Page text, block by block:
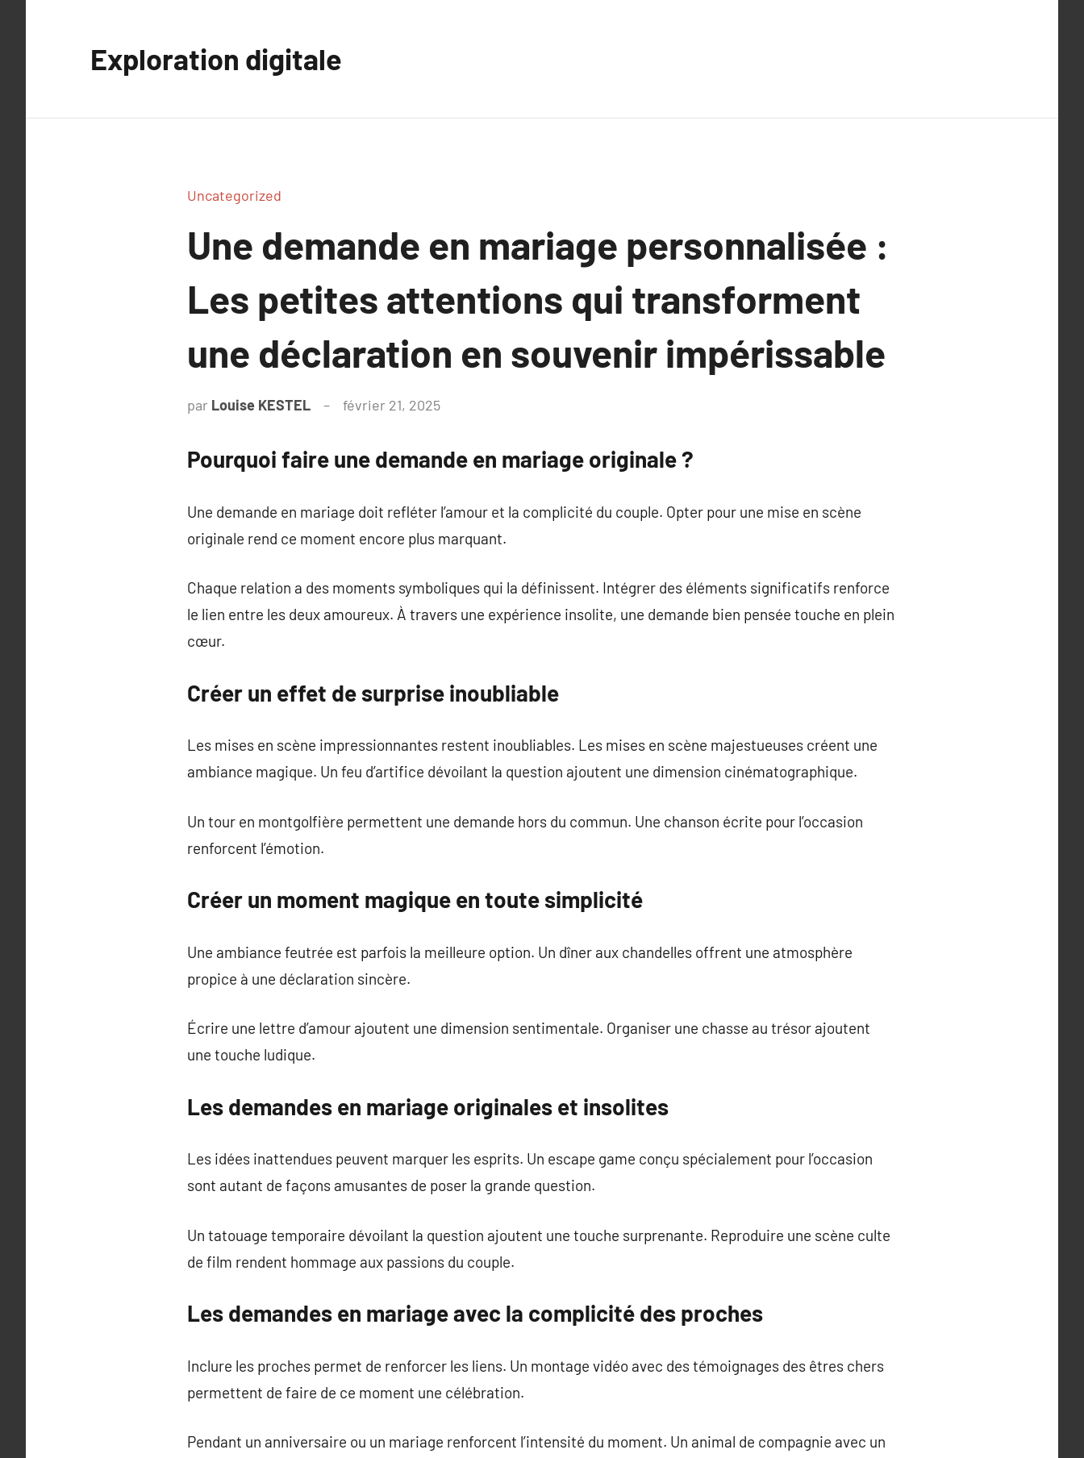
Exploration digitale
Uncategorized
Une demande en mariage personnalisée :
Les petites attentions qui transforment
une déclaration en souvenir impérissable
par Louise KESTEL février 21, 2025
Pourquoi faire une demande en mariage originale ?
Une demande en mariage doit refléter l’amour et la complicité du couple. Opter pour une mise en scène
originale rend ce moment encore plus marquant.
Chaque relation a des moments symboliques qui la définissent. Intégrer des éléments significatifs renforce
le lien entre les deux amoureux. À travers une expérience insolite, une demande bien pensée touche en plein
cœur.
Créer un effet de surprise inoubliable
Les mises en scène impressionnantes restent inoubliables. Les mises en scène majestueuses créent une
ambiance magique. Un feu d’artifice dévoilant la question ajoutent une dimension cinématographique.
Un tour en montgolfière permettent une demande hors du commun. Une chanson écrite pour l’occasion
renforcent l’émotion.
Créer un moment magique en toute simplicité
Une ambiance feutrée est parfois la meilleure option. Un dîner aux chandelles offrent une atmosphère
propice à une déclaration sincère.
Écrire une lettre d’amour ajoutent une dimension sentimentale. Organiser une chasse au trésor ajoutent
une touche ludique.
Les demandes en mariage originales et insolites
Les idées inattendues peuvent marquer les esprits. Un escape game conçu spécialement pour l’occasion
sont autant de façons amusantes de poser la grande question.
Un tatouage temporaire dévoilant la question ajoutent une touche surprenante. Reproduire une scène culte
de film rendent hommage aux passions du couple.
Les demandes en mariage avec la complicité des proches
Inclure les proches permet de renforcer les liens. Un montage vidéo avec des témoignages des êtres chers
permettent de faire de ce moment une célébration.
Pendant un anniversaire ou un mariage renforcent l’intensité du moment. Un animal de compagnie avec un